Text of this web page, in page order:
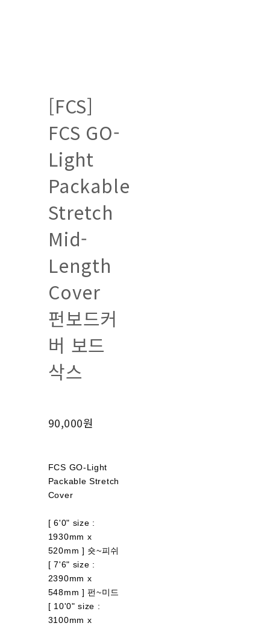
[FCS]
FCS GO-
Light
Packable
Stretch
Mid-
Length
Cover
펀보드커
버 보드
삭스
90,000원
FCS GO-Light
Packable Stretch
Cover
[ 6'0" size :
1930mm x
520mm ] 숏~피쉬
[ 7'6" size :
2390mm x
548mm ] 펀~미드
[ 10'0" size :
3100mm x